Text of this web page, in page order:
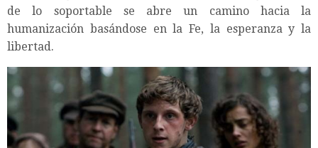
de lo soportable se abre un camino hacia la
humanización basándose en la Fe, la esperanza y la
libertad.